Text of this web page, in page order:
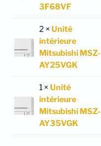
3F68VF
2 × Unité
intérieure
Mitsubishi MSZ-
AY25VGK
1 × Unité
intérieure
Mitsubishi MSZ-
AY35VGK